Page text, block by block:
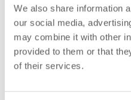
We also share information
our social media,
may combine it with other
provided to them or that
of their services.